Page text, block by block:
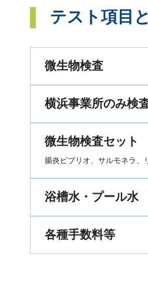
テスト項目
微生物検査
横浜事業所のみ検
微生物検査セット
腸炎ビブリオ、サルモネラ、
浴槽水・プール水
各種手数料等